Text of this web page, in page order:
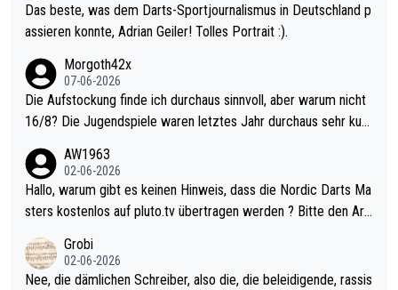
Das beste, was dem Darts-Sportjournalismus in Deutschland p
assieren konnte, Adrian Geiler! Tolles Portrait :).
Morgoth42x
07-06-2026
Die Aufstockung finde ich durchaus sinnvoll, aber warum nicht
16/8? Die Jugendspiele waren letztes Jahr durchaus sehr kurz
Allerdings ist Mitchell Lawrie als Nummer 1 der Welt eh qualifi
ziert. Somit ändert die automatische Qualifikation des Weltmei
sters erstmal nichts. Ich denke sie wollen damit für nächstes J
ohl wenig WDF Turniere spielen. Dies war bei Archie Self letzt
es Jahr der Fall. Er musste als amtierender Weltmeister durch
AW1963
02-06-2026
Hallo, warum gibt es keinen Hinweis, dass die Nordic Darts Ma
sters kostenlos auf pluto.tv übertragen werden ? Bitte den Arti
Grobi
02-06-2026
Nee, die dämlichen Schreiber, also die, die beleidigende, rassis